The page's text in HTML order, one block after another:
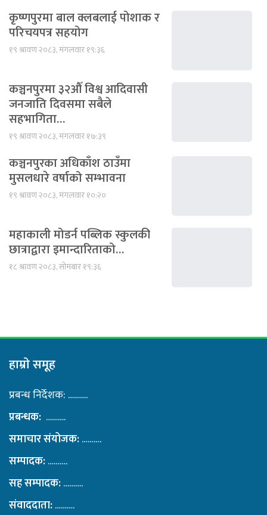
कृष्णपुरमा बाल क्लबलाई पोशाक र
परिचयपत्र सहयोग
१९ श्रावण २०८३, मंगलवार १९:३६
कञ्चनपुरमा ३२औँ विश्व आदिवासी
जनजाति दिवसमा सबैले
सहभागिता…
१९ श्रावण २०८३, मंगलवार १७:३९
कञ्चनपुरका अधिकाँश ठाउँमा
मुसलधारे वर्षाको सम्भावना
१९ श्रावण २०८३, मंगलवार १०:२०
महाकाली मोडर्न पब्लिक स्कुलकी
छात्राद्वारा इमान्दारिताको…
१८ श्रावण २०८३, सोमबार १९:३६
हाम्राे समूह
प्रबन्ध निर्देशक: ……….
प्रबन्धक: ……….
समाचार संयोजक:……….
सम्पादक:……….
सह सम्पादक:……….
संवाददाता:……….